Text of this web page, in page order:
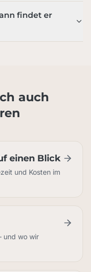
findet er
auch
einen Blick
und Kosten im
und wo wir